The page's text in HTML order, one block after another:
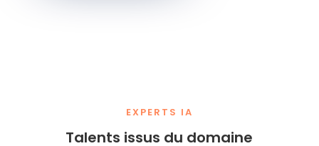
EXPERTS IA
Talents issus du domaine